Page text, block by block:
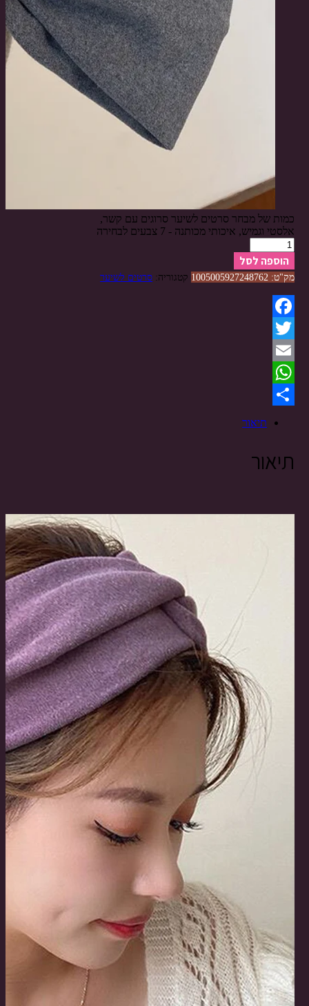
כמות של מבחר סרטים לשיער סרוגים עם קשר,
אלסטי וגמיש, איכותי מכותנה - 7 צבעים לבחירה
הוספה לסל
מק"ט: 1005005927248762 קטגוריה: סרטים לשיער
Facebook
Twitter
Email
WhatsApp
תיאור
תיאור